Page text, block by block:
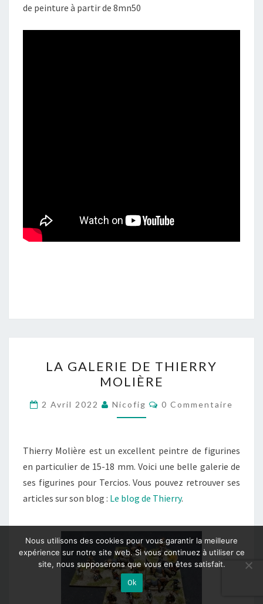
DE
de peinture à partir de 8mn50
GALERIE
DE
THIERRY
MOLIÈRE
LA GALERIE DE THIERRY
MOLIÈRE
2 Avril 2022 Nicofig Commentaires
0 Commentaire
Thierry Molière est un excellent peintre de figurines
en particulier de 15-18 mm. Voici une belle galerie de
ses figurines pour Tercios. Vous pouvez retrouver ses
articles sur son blog : Le blog de Thierry.
Nous utilisons des cookies pour vous garantir la meilleure
expérience sur notre site web. Si vous continuez à utiliser ce
site, nous supposerons que vous en êtes satisfait.
Ok